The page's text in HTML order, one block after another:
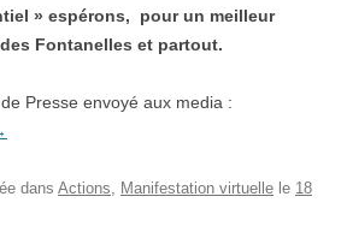
» espérons, pour un meilleur
Fontanelles et partout.
Presse envoyé aux media :
dans Actions, Manifestation virtuelle le 18